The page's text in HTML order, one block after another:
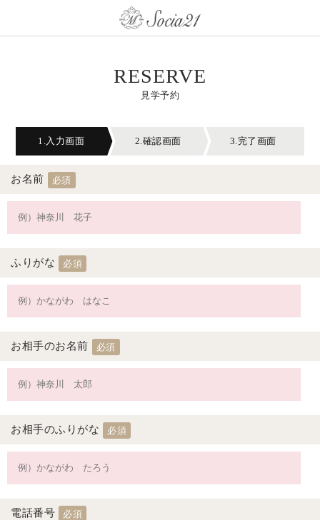
RESERVE
見学予約
1.入力画面 2.確認画面 3.完了画面
お名前 必須
ふりがな 必須
お相手のお名前 必須
お相手のふりがな 必須
電話番号 必須